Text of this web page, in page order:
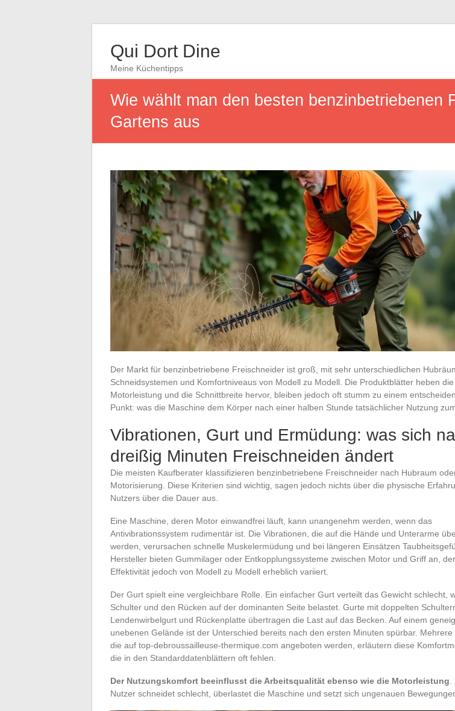
Qui Dort Dine
Meine Küchentipps
Wie wählt man den besten benzinbetriebenen
Gartens aus
Der Markt für benzinbetriebene Freischneider ist groß, mit sehr unterschiedlichen
Schneidsystemen und Komfortniveaus von Modell zu Modell. Die Produktblätter heben die
Motorleistung und die Schnittbreite hervor, bleiben jedoch oft stumm zu einem
Punkt: was die Maschine dem Körper nach einer halben Stunde tatsächlicher Nutzung
Vibrationen, Gurt und Ermüdung: was sich
dreißig Minuten Freischneiden ändert
Die meisten Kaufberater klassifizieren benzinbetriebene Freischneider nach Hubraum
Motorisierung. Diese Kriterien sind wichtig, sagen jedoch nichts über die physische
Nutzers über die Dauer aus.
Eine Maschine, deren Motor einwandfrei läuft, kann unangenehm werden, wenn das
Antivibrationssystem rudimentär ist. Die Vibrationen, die auf die Hände und Unterarme
werden, verursachen schnelle Muskelermüdung und bei längeren Einsätzen
Hersteller bieten Gummilager oder Entkopplungssysteme zwischen Motor und Griff an,
Effektivität jedoch von Modell zu Modell erheblich variiert.
Der Gurt spielt eine vergleichbare Rolle. Ein einfacher Gurt verteilt das Gewicht schlecht,
Schulter und den Rücken auf der dominanten Seite belastet. Gurte mit doppelten
Lendenwirbelgurt und Rückenplatte übertragen die Last auf das Becken. Auf einem
unebenen Gelände ist der Unterschied bereits nach den ersten Minuten spürbar. Mehrere
die auf top-debroussailleuse-thermique.com angeboten werden, erläutern diese
die in den Standarddatenblättern oft fehlen.
Der Nutzungskomfort beeinflusst die Arbeitsqualität ebenso wie die Motorleistung
Nutzer schneidet schlecht, überlastet die Maschine und setzt sich ungenauen